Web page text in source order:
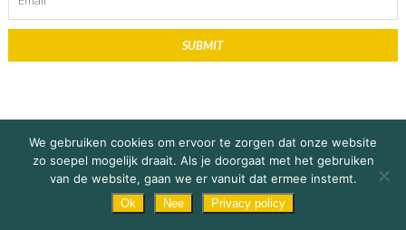
Roan Andree on 30 april 2021
Share Story
Subscribe
SUBMIT
© Copyright 2019 Explore Africa / De Vente Media |Privacy Statement&
Disclaimer
We gebruiken cookies om ervoor te zorgen dat onze website
zo soepel mogelijk draait. Als je doorgaat met het gebruiken
van de website, gaan we er vanuit dat ermee instemt.
Ok Nee Privacy policy